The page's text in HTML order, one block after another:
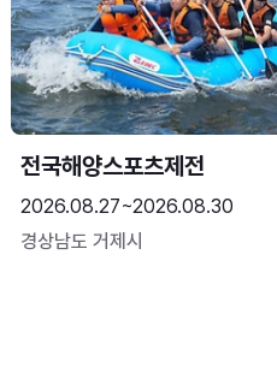
전국해양스포츠제전
2026.08.27~2026.08.30
경상남도 거제시